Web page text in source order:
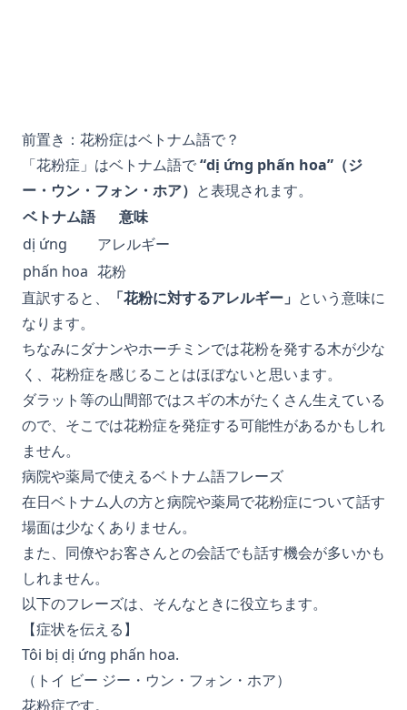
前置き：花粉症はベトナム語で？
「花粉症」はベトナム語で“dị ứng phấn hoa”（ジ
ー・ウン・フォン・ホア） と表現されます。
ベトナム語
意味
dị ứng
アレルギー
phấn hoa 花粉
直訳すると、
「花粉に対するアレルギー」 という意味に
なります。
ちなみにダナンやホーチミンでは花粉を発する木が少な
く、花粉症を感じることはほぼないと思います。
ダラット等の山間部ではスギの木がたくさん生えている
ので、そこでは花粉症を発症する可能性があるかもしれ
ません。
病院や薬局で使えるベトナム語フレーズ
在日ベトナム人の方と病院や薬局で花粉症について話す
場面は少なくありません。
また、同僚やお客さんとの会話でも話す機会が多いかも
しれません。
以下のフレーズは、そんなときに役立ちます。
【症状を伝える】
Tôi bị dị ứng phấn hoa.
（トイ ビー ジー・ウン・フォン・ホア）
花粉症です。